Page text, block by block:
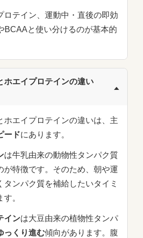
ロテイン、運動中・直後の即効
BCAAと使い分けるのが基本的
ホエイプロテインの違い
ホエイプロテインの違いは、主
ードにあります。
は牛乳由来の動物性タンパク質
が特徴です。そのため、朝や運
タンパク質を補給したいタイミ
。
インは大豆由来の植物性タンパ
っくり進む傾向があります。腹